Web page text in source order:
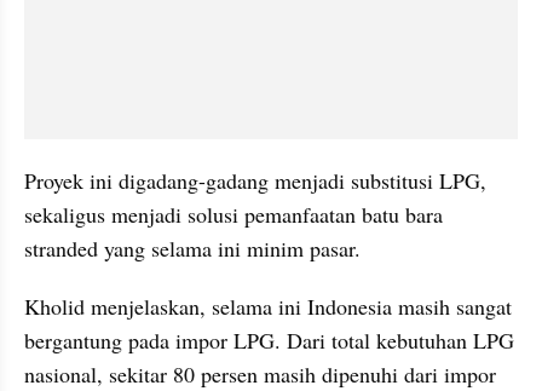
Proyek ini digadang-gadang menjadi substitusi LPG,
sekaligus menjadi solusi pemanfaatan batu bara
stranded yang selama ini minim pasar.
Kholid menjelaskan, selama ini Indonesia masih sangat
bergantung pada impor LPG. Dari total kebutuhan LPG
nasional, sekitar 80 persen masih dipenuhi dari impor